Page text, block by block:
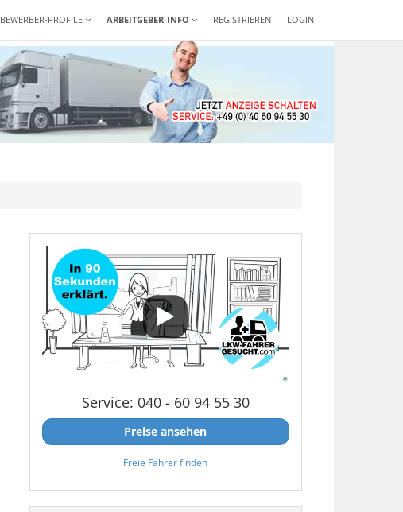
REGISTRIEREN LOGIN
BEWERBER-PROFILE ARBEITGEBER-INFO
Service: 040 - 60 94 55 30
Preise ansehen
Freie Fahrer finden